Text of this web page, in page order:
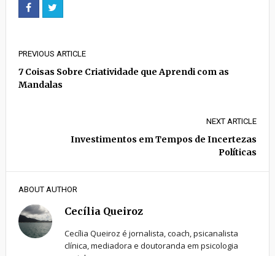
PREVIOUS ARTICLE
7 Coisas Sobre Criatividade que Aprendi com as
Mandalas
NEXT ARTICLE
Investimentos em Tempos de Incertezas
Políticas
ABOUT AUTHOR
Cecília Queiroz
Cecília Queiroz é jornalista, coach, psicanalista
clínica, mediadora e doutoranda em psicologia